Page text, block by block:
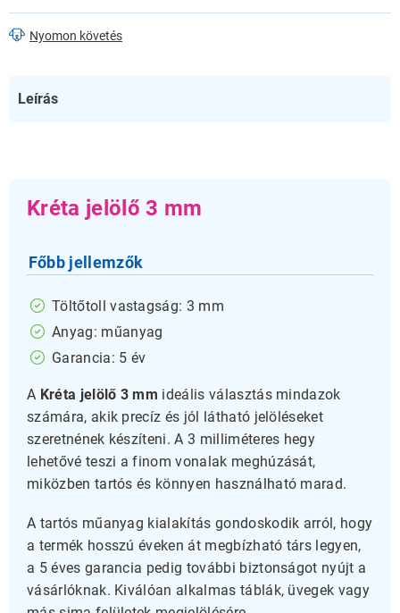
Nyomon követés
Leírás
Kréta jelölő 3 mm
Főbb jellemzők
Töltőtoll vastagság: 3 mm
Anyag: műanyag
Garancia: 5 év
A Kréta jelölő 3 mm ideális választás mindazok
számára, akik precíz és jól látható jelöléseket
szeretnének készíteni. A 3 milliméteres hegy
lehetővé teszi a finom vonalak meghúzását,
miközben tartós és könnyen használható marad.
A tartós műanyag kialakítás gondoskodik arról, hogy
a termék hosszú éveken át megbízható társ legyen,
a 5 éves garancia pedig további biztonságot nyújt a
vásárlóknak. Kiválóan alkalmas táblák, üvegek vagy